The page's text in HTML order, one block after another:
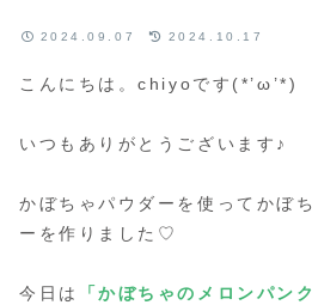
2024.09.07 2024.10.17
こんにちは。chiyoです(*’ω’*)
いつもありがとうございます♪
かぼちゃパウダーを使ってかぼ
ーを作りました♡
今日は 「かぼちゃのメロンパン